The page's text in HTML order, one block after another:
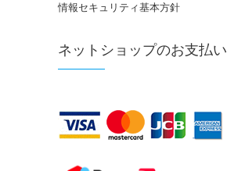
情報セキュリティ基本方針
ネットショップのお支払い